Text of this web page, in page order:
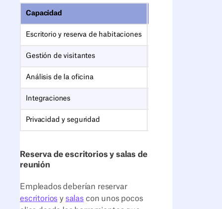
Capacidad
Escritorio y reserva de habitaciones
Gestión de visitantes
Análisis de la oficina
Integraciones
Privacidad y seguridad
Reserva de escritorios y salas de
reunión
Empleados deberían reservar
escritorios y salascon unos pocos